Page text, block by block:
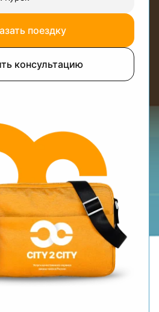
поездку
консультацию